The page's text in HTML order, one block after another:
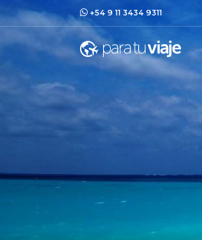
+54 9 11 3434 9311